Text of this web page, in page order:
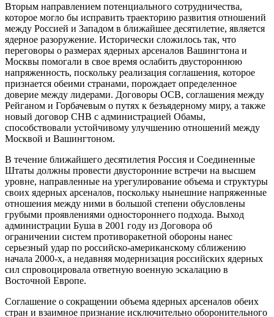
Вторым направлением потенциального сотрудничества,
которое могло бы исправить траекторию развития отношений
между Россией и Западом в ближайшее десятилетие, является
ядерное разоружение. Исторически сложилось так, что
переговоры о размерах ядерных арсеналов Вашингтона и
Москвы помогали в свое время ослабить двустороннюю
напряженность, поскольку реализация соглашения, которое
признается обеими странами, порождает определенное
доверие между лидерами. Договоры ОСВ, соглашения между
Рейганом и Горбачевым о путях к безъядерному миру, а также
новый договор СНВ с администрацией Обамы,
способствовали устойчивому улучшению отношений между
Москвой и Вашингтоном.
В течение ближайшего десятилетия Россия и Соединенные
Штаты должны провести двусторонние встречи на высшем
уровне, направленные на урегулирование объема и структуры
своих ядерных арсеналов, поскольку нынешние напряженные
отношения между ними в большой степени обусловлены
грубыми проявлениями одностороннего подхода. Выход
администрации Буша в 2001 году из Договора об
ограничении систем противоракетной обороны нанес
серьезный удар по российско-американскому сближению
начала 2000-х, а недавняя модернизация российских ядерных
сил спровоцировала ответную военную эскалацию в
Восточной Европе.
Соглашение о сокращении объема ядерных арсеналов обеих
стран и взаимное признание исключительно оборонительного